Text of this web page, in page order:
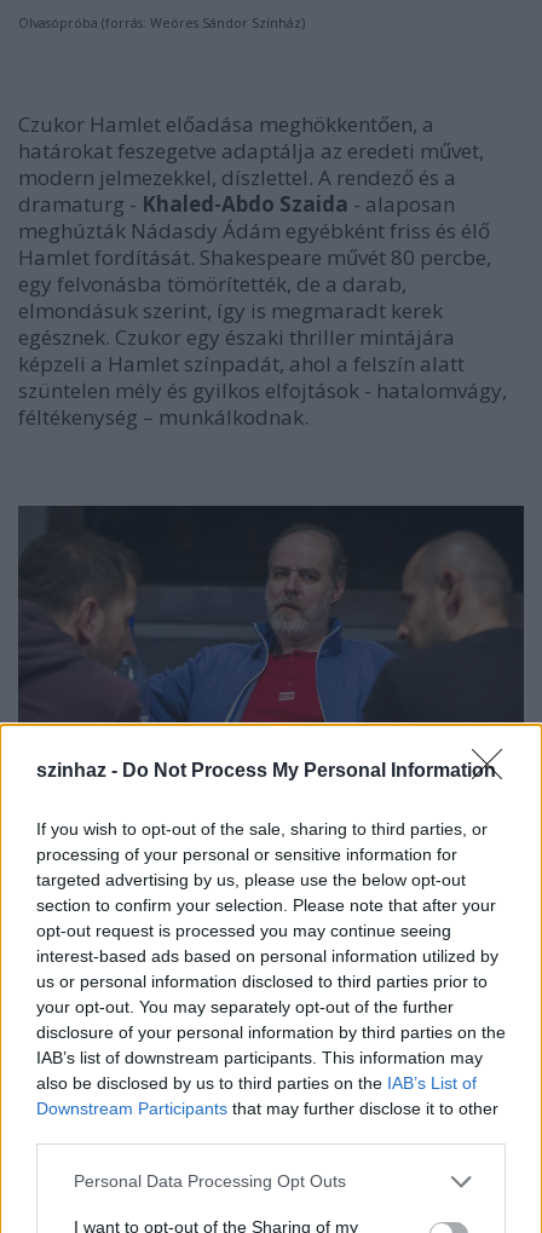
szinhaz - Do Not Process My Personal Information
If you wish to opt-out of the sale, sharing to third parties, or
processing of your personal or sensitive information for
targeted advertising by us, please use the below opt-out
section to confirm your selection. Please note that after your
opt-out request is processed you may continue seeing
interest-based ads based on personal information utilized by
us or personal information disclosed to third parties prior to
your opt-out. You may separately opt-out of the further
disclosure of your personal information by third parties on the
IAB’s list of downstream participants. This information may
also be disclosed by us to third parties on the IAB’s List of
Downstream Participants that may further disclose it to other
Please note that this website/app uses one or more Google
not limited to your visit or usage behaviour. You may click to
Personal Data Processing Opt Outs
I want to opt-out of the Sharing of my
Olvasópróba (forrás: Weöres Sándor Színház)
Czukor Hamlet előadása meghökkentően, a
határokat feszegetve adaptálja az eredeti művet,
modern jelmezekkel, díszlettel. A rendező és a
dramaturg - Khaled-Abdo Szaida - alaposan
meghúzták Nádasdy Ádám egyébként friss és élő
Hamlet fordítását. Shakespeare művét 80 percbe,
egy felvonásba tömörítették, de a darab,
elmondásuk szerint, így is megmaradt kerek
egésznek. Czukor egy északi thriller mintájára
képzeli a Hamlet színpadát, ahol a felszín alatt
szüntelen mély és gyilkos elfojtások - hatalomvágy,
féltékenység – munkálkodnak.
Olvasópróba, szemben Mertz Tibor (forrás: Weöres Sándor Színház)
A rendező a címszerepreBajomi Nagy Györgyöt
választotta, aki épp a közelmúltban kapta meg a
Thália Humorfesztivál különdíját. „Pont az
ellentmondás vonz ebben a helyzetben, nekem
Bajomiban van valami gyermeki, ami Hamlet
figurájához köthető.” – indokolta döntését Czukor
Balázs. Bajomi megjelenése visszainteget a
legeslegelső ős Hamletnek: a londoni Globe Színház
híres színésze, Richard Burgabe is elég testes volt.